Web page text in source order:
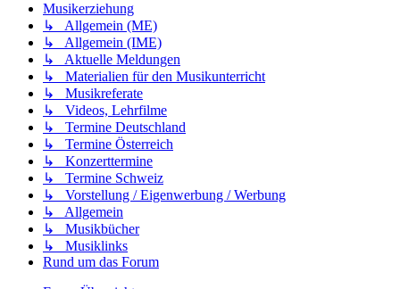
Musikerziehung
↳ Allgemein (ME)
↳ Allgemein (IME)
↳ Aktuelle Meldungen
↳ Materialien für den Musikunterricht
↳ Musikreferate
↳ Videos, Lehrfilme
↳ Termine Deutschland
↳ Termine Österreich
↳ Konzerttermine
↳ Termine Schweiz
↳ Vorstellung / Eigenwerbung / Werbung
↳ Allgemein
↳ Musikbücher
↳ Musiklinks
Rund um das Forum